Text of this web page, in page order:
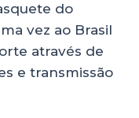
do
vez ao Brasil
através de
e transmissão